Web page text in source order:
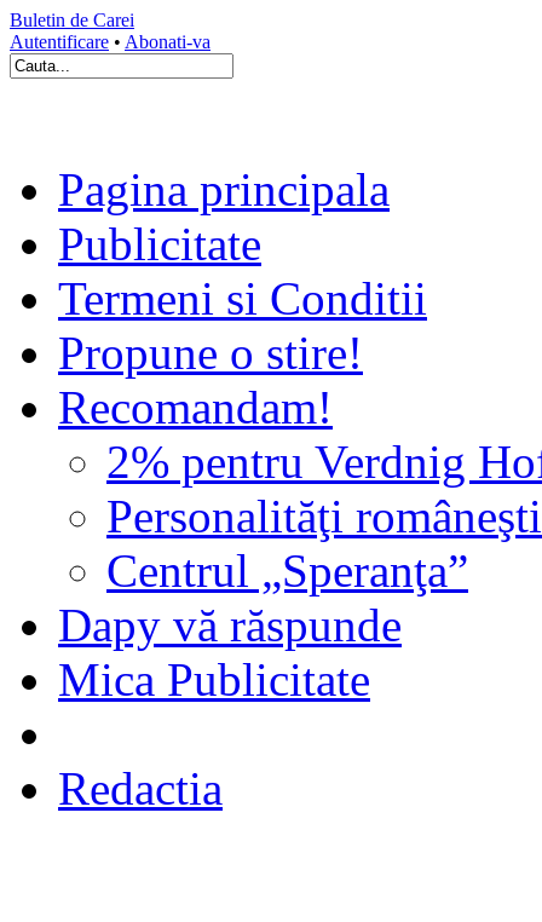
Buletin de Carei
Autentificare • Abonati-va
Pagina principala
Publicitate
Termeni si Conditii
Propune o stire!
Recomandam!
2% pentru Verdnig
Personalităţi româneşti
Centrul „Speranţa”
Dapy vă răspunde
Mica Publicitate
Redactia